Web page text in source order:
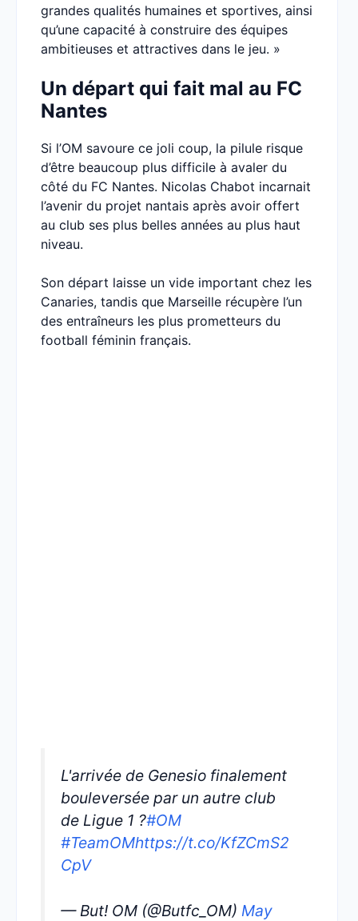
grandes qualités humaines et sportives, ainsi
qu’une capacité à construire des équipes
ambitieuses et attractives dans le jeu. »
Un départ qui fait mal au FC
Nantes
Si l’OM savoure ce joli coup, la pilule risque
d’être beaucoup plus difficile à avaler du
côté du FC Nantes. Nicolas Chabot incarnait
l’avenir du projet nantais après avoir offert
au club ses plus belles années au plus haut
niveau.
Son départ laisse un vide important chez les
Canaries, tandis que Marseille récupère l’un
des entraîneurs les plus prometteurs du
football féminin français.
L'arrivée de Genesio finalement
bouleversée par un autre club
de Ligue 1 ?#OM
#TeamOMhttps://t.co/KfZCmS2
CpV
— But! OM (@Butfc_OM) May